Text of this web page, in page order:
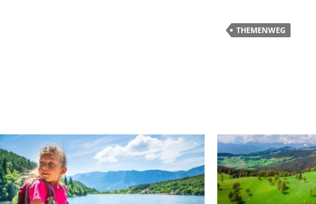
THEMENWEG